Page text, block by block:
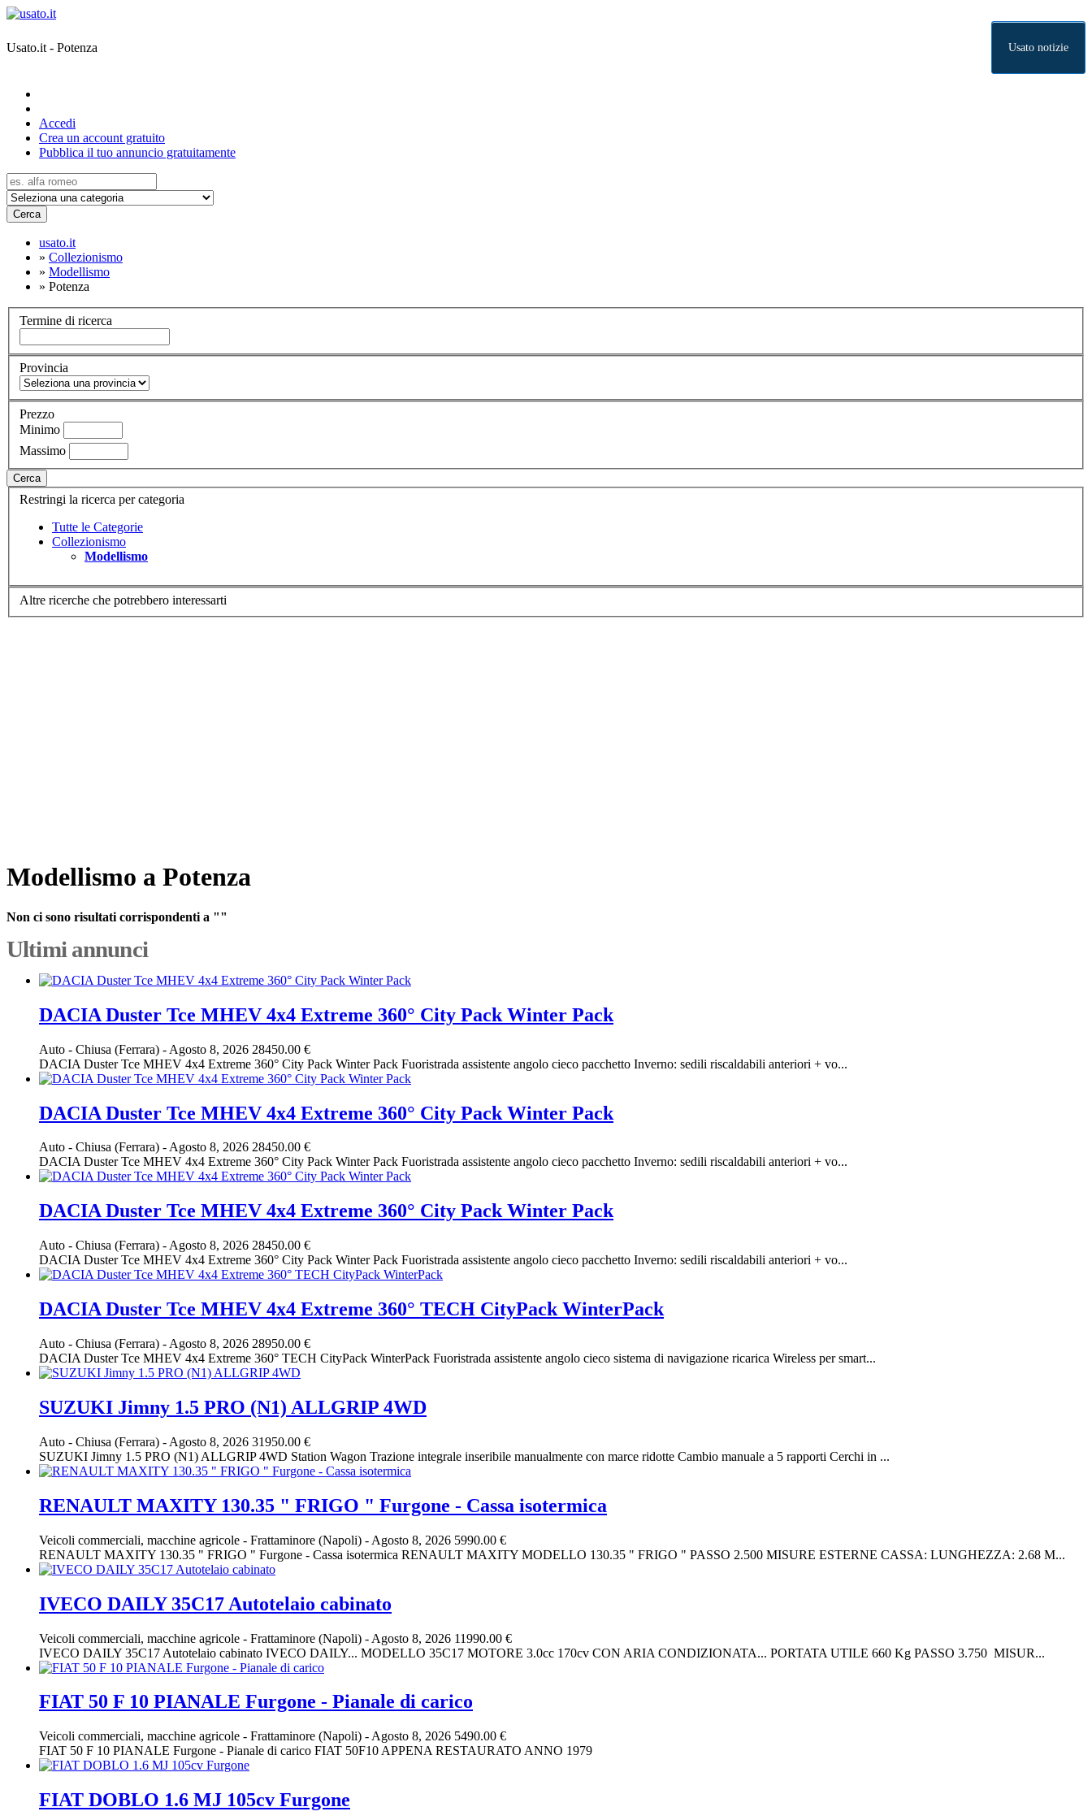
Usato.it - Potenza Usato notizie
Accedi
Crea un account gratuito
Pubblica il tuo annuncio gratuitamente
Cerca
usato.it
» Collezionismo
» Modellismo
» Potenza
Termine di ricerca
Provincia
Prezzo
Minimo
Massimo
Cerca
Restringi la ricerca per categoria
Tutte le Categorie
Collezionismo
Modellismo
Altre ricerche che potrebbero interessarti
Modellismo a Potenza
Non ci sono risultati corrispondenti a ""
Ultimi annunci
DACIA Duster Tce MHEV 4x4 Extreme 360° City Pack Winter Pack
Auto - Chiusa (Ferrara) - Agosto 8, 2026 28450.00 €
DACIA Duster Tce MHEV 4x4 Extreme 360° City Pack Winter Pack Fuoristrada assistente angolo cieco pacchetto Inverno: sedili riscaldabili anteriori + vo...
DACIA Duster Tce MHEV 4x4 Extreme 360° City Pack Winter Pack
Auto - Chiusa (Ferrara) -Agosto 8, 2026 28450.00 €
DACIA Duster Tce MHEV 4x4 Extreme 360° City Pack Winter Pack Fuoristrada assistente angolo cieco pacchetto Inverno: sedili riscaldabili anteriori + vo...
DACIA Duster Tce MHEV 4x4 Extreme 360° City Pack Winter Pack
Auto - Chiusa (Ferrara) - Agosto 8, 2026 28450.00 €
DACIA Duster Tce MHEV 4x4 Extreme 360° City Pack Winter Pack Fuoristrada assistente angolo cieco pacchetto Inverno: sedili riscaldabili anteriori + vo...
DACIA Duster Tce MHEV 4x4 Extreme 360° TECH CityPack WinterPack
Auto - Chiusa (Ferrara) - Agosto 8, 2026 28950.00 €
DACIA Duster Tce MHEV 4x4 Extreme 360° TECH CityPack WinterPack Fuoristrada assistente angolo cieco sistema di navigazione ricarica Wireless per smart...
SUZUKI Jimny 1.5 PRO (N1) ALLGRIP 4WD
Auto - Chiusa (Ferrara) - Agosto 8, 2026 31950.00 €
SUZUKI Jimny 1.5 PRO (N1) ALLGRIP 4WD Station Wagon Trazione integrale inseribile manualmente con marce ridotte Cambio manuale a 5 rapporti Cerchi in ...
RENAULT MAXITY 130.35 " FRIGO " Furgone - Cassa isotermica
Veicoli commerciali, macchine agricole - Frattaminore (Napoli) - Agosto 8, 2026 5990.00 €
RENAULT MAXITY 130.35 " FRIGO " Furgone - Cassa isotermica RENAULT MAXITY MODELLO 130.35 " FRIGO " PASSO 2.500 MISURE ESTERNE CASSA: LUNGHEZZA: 2.68 M...
IVECO DAILY 35C17 Autotelaio cabinato
Veicoli commerciali, macchine agricole - Frattaminore (Napoli) - Agosto 8, 2026 11990.00 €
IVECO DAILY 35C17 Autotelaio cabinato IVECO DAILY... MODELLO 35C17 MOTORE 3.0cc 170cv CON ARIA CONDIZIONATA... PORTATA UTILE 660 Kg PASSO 3.750 MISUR...
FIAT 50 F 10 PIANALE Furgone - Pianale di carico
Veicoli commerciali, macchine agricole - Frattaminore (Napoli) - Agosto 8, 2026 5490.00 €
FIAT 50 F 10 PIANALE Furgone - Pianale di carico FIAT 50F10 APPENA RESTAURATO ANNO 1979
FIAT DOBLO 1.6 MJ 105cv Furgone